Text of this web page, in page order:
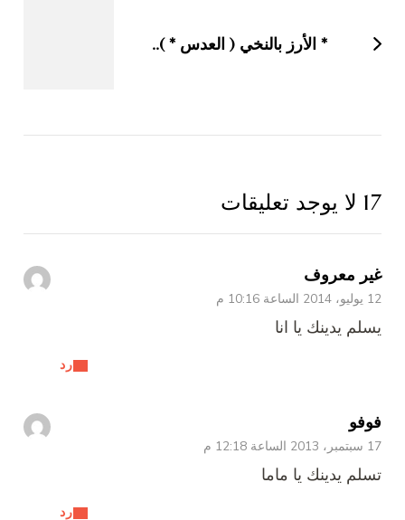
* الأرز بالنخي ( العدس * )..
17 لا يوجد تعليقات
غير معروف
12 يوليو، 2014 الساعة 10:16 م
رد
يسلم يدينك يا انا
فوفو
17 سبتمبر، 2013 الساعة 12:18 م
رد
تسلم يدينك يا ماما